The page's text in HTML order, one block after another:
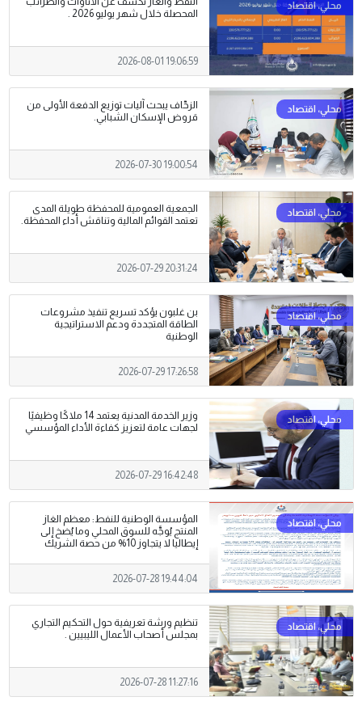
المحصلة خلال شهر يوليو 2026 .
2026-08-01 19:06:59
الزحّاف يبحث آليات توزيع الدفعة الأولى من
قروض الإسكان الشبابي.
2026-07-30 19:00:54
الجمعية العمومية للمحفظة طويلة المدى
تعتمد القوائم المالية وتناقش أداء المحفظة.
2026-07-29 20:31:24
بن غلبون يؤكد تسريع تنفيذ مشروعات
الطاقة المتجددة ودعم الاستراتيجية
الوطنية
2026-07-29 17:26:58
وزير الخدمة المدنية يعتمد 14 ملاكًا وظيفيًا
لجهات عامة لتعزيز كفاءة الأداء المؤسسي
2026-07-29 16:42:48
المؤسسة الوطنية للنفط: معظم الغاز
المنتج يُوجَّه للسوق المحلي وما يُضخ إلى
إيطاليا لا يتجاوز 10% من حصة الشريك
2026-07-28 19:44:04
تنظيم ورشة تعريفية حول التحكيم التجاري
بمجلس أصحاب الأعمال الليبيين .
2026-07-28 11:27:16